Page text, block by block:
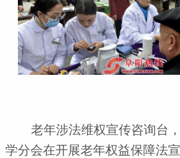
老年涉法维权宣传咨询台，
学分会在开展老年权益保障法